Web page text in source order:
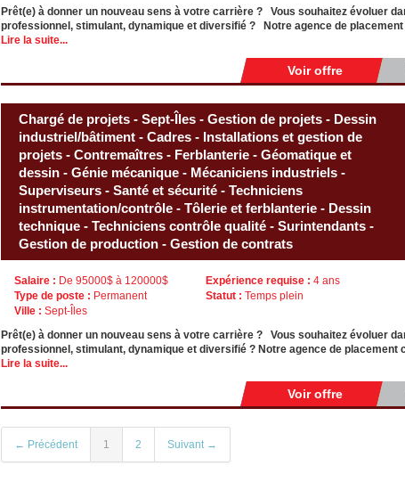
Prêt(e) à donner un nouveau sens à votre carrière ? Vous souhaitez évoluer
professionnel, stimulant, dynamique et diversifié ? Notre agence de
Lire la suite...
Voir offre
Chargé de projets - Sept-Îles - Gestion de projets - Dessin
industriel/bâtiment - Cadres - Installations et gestion de
projets - Contremaîtres - Ferblanterie - Géomatique et
dessin - Génie mécanique - Mécaniciens industriels -
Superviseurs - Santé et sécurité - Techniciens
instrumentation/contrôle - Tôlerie et ferblanterie - Dessin
technique - Techniciens contrôle qualité - Surintendants -
Gestion de production - Gestion de contrats
Salaire : De 95000$ à 120000$
Type de poste : Permanent
Ville : Sept-Îles
Expérience requise : 4 ans
Statut : Temps plein
Prêt(e) à donner un nouveau sens à votre carrière ? Vous souhaitez évoluer
professionnel, stimulant, dynamique et diversifié ? Notre agence de
Lire la suite...
Voir offre
← Précédent 1 2 Suivant →